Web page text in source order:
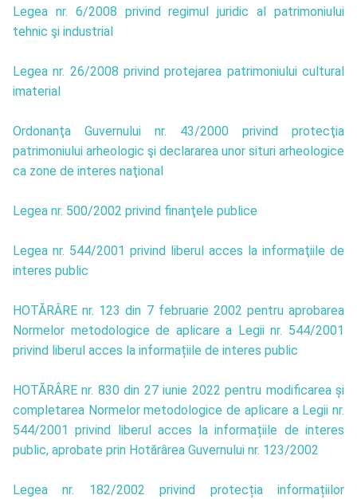
Legea nr. 6/2008 privind regimul juridic al patrimoniului
tehnic şi industrial
Legea nr. 26/2008 privind protejarea patrimoniului cultural
imaterial
Ordonanţa Guvernului nr. 43/2000 privind protecţia
patrimoniului arheologic şi declararea unor situri arheologice
ca zone de interes naţional
Legea nr. 500/2002 privind finanţele publice
Legea nr. 544/2001 privind liberul acces la informaţiile de
interes public
HOTĂRÂRE nr. 123 din 7 februarie 2002 pentru aprobarea
Normelor metodologice de aplicare a Legii nr. 544/2001
privind liberul acces la informațiile de interes public
HOTĂRÂRE nr. 830 din 27 iunie 2022 pentru modificarea și
completarea Normelor metodologice de aplicare a Legii nr.
544/2001 privind liberul acces la informațiile de interes
public, aprobate prin Hotărârea Guvernului nr. 123/2002
Legea nr. 182/2002 privind protecția informațiilor